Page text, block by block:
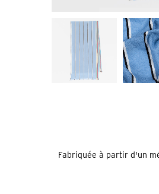
Fabriquée à partir d'un